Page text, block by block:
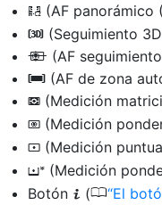
9 (AF panorámico
u (Seguimiento
n (AF
h (AF de zona
L (Medición
M (Medición
N (Medición
t (Medición
Botón i (0 El